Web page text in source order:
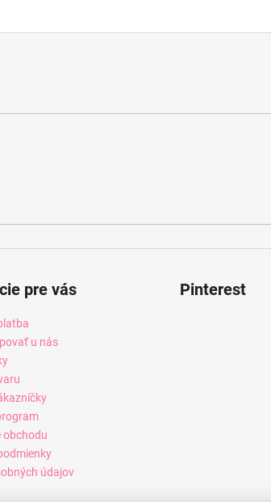
pre vás
u nás
obchodu
údajov
Pinterest